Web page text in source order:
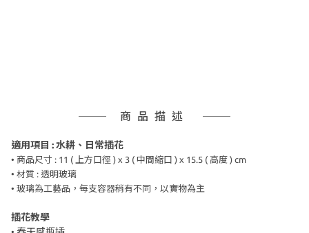
商品描述
適用項目 : 水耕、日常插花
• 商品尺寸 : 11 ( 上方口徑 ) x 3 ( 中間縮口 ) x 15.5 ( 高度 ) cm
• 材質 : 透明玻璃
• 玻璃為工藝品， 每支容器稍有不同，以實物為主
插花教學